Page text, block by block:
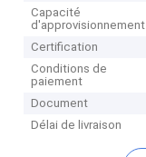
Capacité
d'approvisionnement
Certification
Conditions de
paiement
Document
Délai de livraison